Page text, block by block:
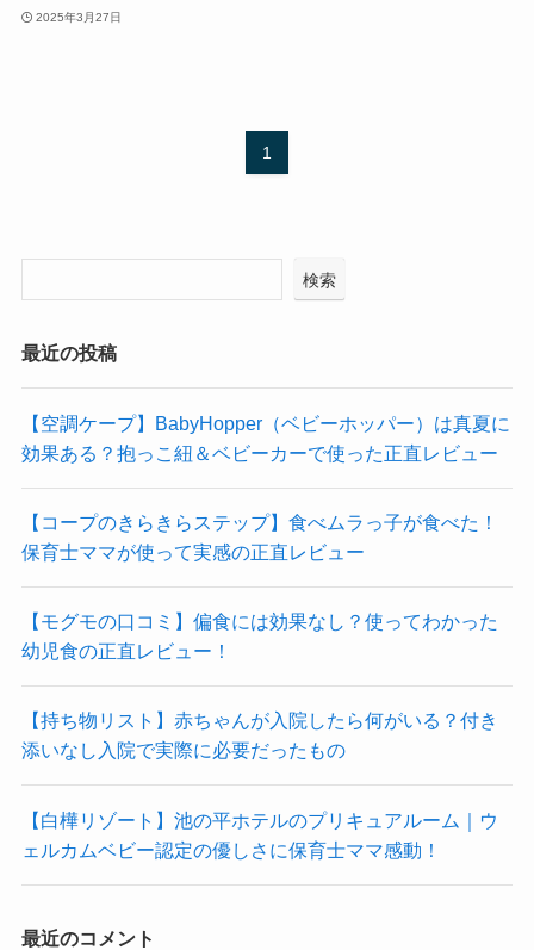
2025年3月27日
1
検索
最近の投稿
【空調ケープ】BabyHopper（ベビーホッパー）は真夏に
効果ある？抱っこ紐＆ベビーカーで使った正直レビュー
【コープのきらきらステップ】食べムラっ子が食べた！
保育士ママが使って実感の正直レビュー
【モグモの口コミ】偏食には効果なし？使ってわかった
幼児食の正直レビュー！
【持ち物リスト】赤ちゃんが入院したら何がいる？付き
添いなし入院で実際に必要だったもの
【白樺リゾート】池の平ホテルのプリキュアルーム｜ウ
ェルカムベビー認定の優しさに保育士ママ感動！
最近のコメント